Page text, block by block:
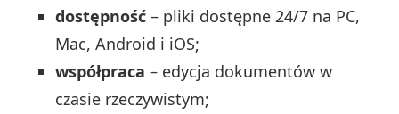
dostępność – pliki dostępne 24/7 na PC,
Mac, Android i iOS;
współpraca – edycja dokumentów w
czasie rzeczywistym;